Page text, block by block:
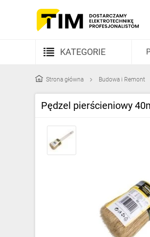
KATEGORIE
Kable i przewody
Rozdzielnice i obudowy
Elementy prowadzenia kabli
Fotowoltaika
Oprawy oświetleniowe
Strona główna Budowa i Remont
Pędzel pierścieniowy